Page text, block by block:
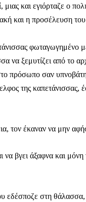
συνέχισε
ποιότητα και την
η διαδικασία
ή δωρητής.
Γίνε
και εγιόρταζε ο
και η προσέλευση του
φωταγωγημένο
να ξεμυτίζει από το
πρόσωπο σαν
της καπετάνισσας,
τον έκαναν να μην
βγει άξαφνα και μόνη
εδέσποζε στη